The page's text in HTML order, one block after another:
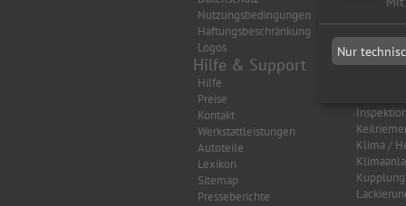
Nutzungsbedingungen
Haftungsbeschränkung
Logos
Hilfe & Support
Hilfe
Preise
Kontakt
Werkstattleistungen
Autoteile
Lexikon
Sitemap
Presseberichte
Bremsen
Getriebe
Inspektion
Klima /
Kupplung
Nur